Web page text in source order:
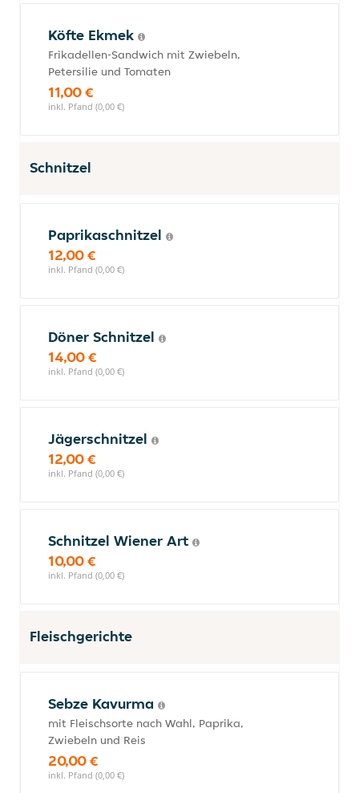
Köfte Ekmek
Frikadellen-Sandwich mit Zwiebeln,
Petersilie und Tomaten
11,00 €
inkl. Pfand (0,00 €)
Schnitzel
Paprikaschnitzel
12,00 €
inkl. Pfand (0,00 €)
Döner Schnitzel
14,00 €
inkl. Pfand (0,00 €)
Jägerschnitzel
12,00 €
inkl. Pfand (0,00 €)
Schnitzel Wiener Art
10,00 €
inkl. Pfand (0,00 €)
Fleischgerichte
Sebze Kavurma
mit Fleischsorte nach Wahl, Paprika,
Zwiebeln und Reis
20,00 €
inkl. Pfand (0,00 €)